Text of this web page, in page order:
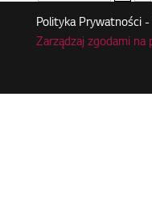
Polityka Prywatności
Zarządzaj zgodami na